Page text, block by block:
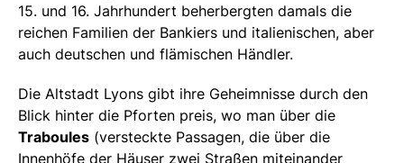
15. und 16. Jahrhundert beherbergten damals die
reichen Familien der Bankiers und italienischen, aber
auch deutschen und flämischen Händler.
Die Altstadt Lyons gibt ihre Geheimnisse durch den
Blick hinter die Pforten preis, wo man über die
Traboules (versteckte Passagen, die über die
Innenhöfe der Häuser zwei Straßen miteinander